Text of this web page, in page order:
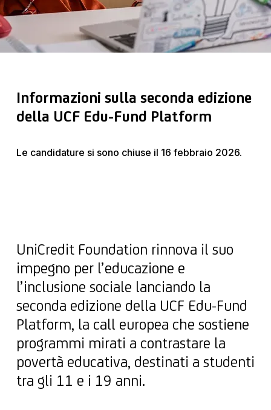
Informazioni sulla seconda edizione
della UCF Edu-Fund Platform
Le candidature si sono chiuse il 16 febbraio 2026.
UniCredit Foundation rinnova il suo
impegno per l’educazione e
l’inclusione sociale lanciando la
seconda edizione della UCF Edu-Fund
Platform, la call europea che sostiene
programmi mirati a contrastare la
povertà educativa, destinati a studenti
tra gli 11 e i 19 anni.